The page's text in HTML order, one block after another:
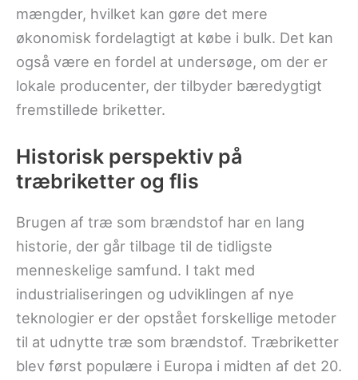
mængder, hvilket kan gøre det mere
økonomisk fordelagtigt at købe i bulk. Det kan
også være en fordel at undersøge, om der er
lokale producenter, der tilbyder bæredygtigt
fremstillede briketter.
Historisk perspektiv på
træbriketter og flis
Brugen af træ som brændstof har en lang
historie, der går tilbage til de tidligste
menneskelige samfund. I takt med
industrialiseringen og udviklingen af nye
teknologier er der opstået forskellige metoder
til at udnytte træ som brændstof. Træbriketter
blev først populære i Europa i midten af det 20.